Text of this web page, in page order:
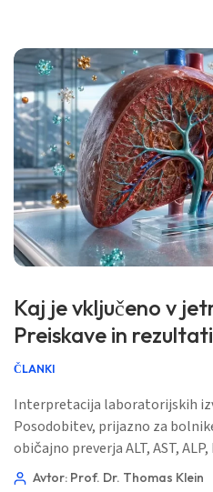
Kaj je vključeno v
Preiskave in rezultati
ČLANKI
Interpretacija laboratorijskih
Posodobitev, prijazno za
običajno preverja ALT, AST,
beljakovine; nekateri
Avtor: Prof. Dr. Thomas Klein